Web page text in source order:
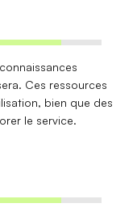
Ces ressources
bien que des
le service.